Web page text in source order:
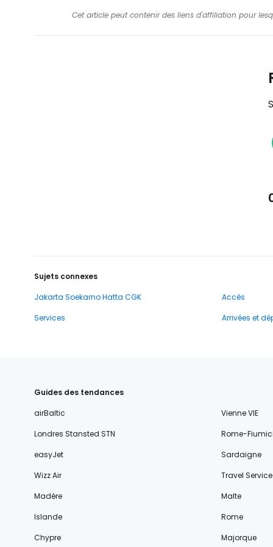
Cet article peut contenir des liens d'affiliation pour
Sujets connexes
Jakarta Soekarno Hatta CGK
Accès
Services
Arrivées et
Guides des tendances
airBaltic
Vienne VIE
Londres Stansted STN
Rome-
easyJet
Sardaigne
Wizz Air
Travel Service
Madère
Malte
Islande
Rome
Chypre
Majorque